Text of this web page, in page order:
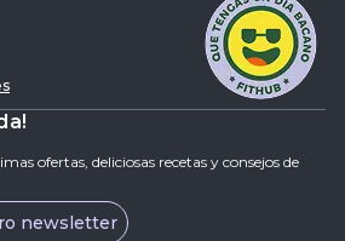
ofertas, deliciosas recetas y consejos de
newsletter